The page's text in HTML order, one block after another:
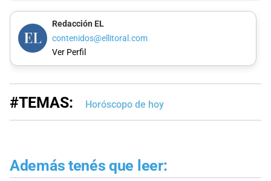
Redacción EL
contenidos@ellitoral.com
Ver Perfil
#TEMAS: Horóscopo de hoy
Además tenés que leer: